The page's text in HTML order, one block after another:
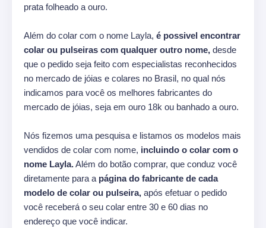
prata folheado a ouro.
Além do colar com o nome Layla, é possivel encontrar
colar ou pulseiras com qualquer outro nome, desde
que o pedido seja feito com especialistas reconhecidos
no mercado de jóias e colares no Brasil, no qual nós
indicamos para você os melhores fabricantes do
mercado de jóias, seja em ouro 18k ou banhado a ouro.
Nós fizemos uma pesquisa e listamos os modelos mais
vendidos de colar com nome, incluindo o colar com o
nome Layla.Além do botão comprar, que conduz você
diretamente para a página do fabricante de cada
modelo de colar ou pulseira, após efetuar o pedido
você receberá o seu colar entre 30 e 60 dias no
endereço que você indicar.